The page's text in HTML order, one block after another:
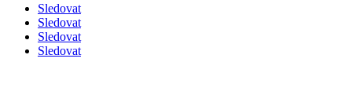
Sledovat
Sledovat
Sledovat
Sledovat